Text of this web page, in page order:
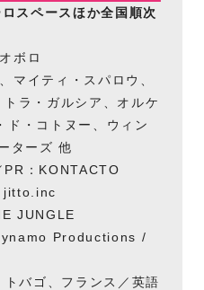
スペースほか全国順次
ボロ
マイティ・スパロウ、
ラ・ガルシア、オルケ
ド・コトヌー、ウィン
ターズ 他
：KONTACTO
jitto.inc
JUNGLE
Productions /
バゴ、フランス／英語